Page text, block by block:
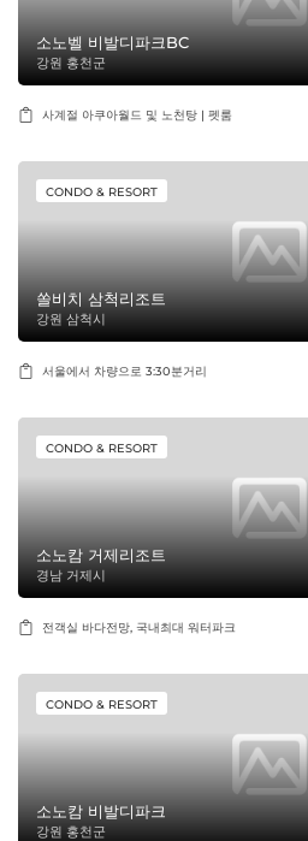
소노벨 비발디파크BC
강원 홍천군
사계절 아쿠아월드 및 노천탕 | 펫룸
CONDO & RESORT
쏠비치 삼척리조트
강원 삼척시
서울에서 차량으로 3:30분거리
CONDO & RESORT
소노캄 거제리조트
경남 거제시
전객실 바다전망, 국내최대 워터파크
CONDO & RESORT
소노캄 비발디파크
강원 홍천군